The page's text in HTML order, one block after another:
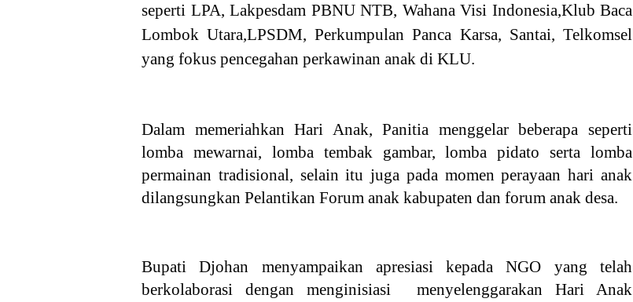
seperti LPA, Lakpesdam PBNU NTB, Wahana Visi Indonesia,Klub Baca
Lombok Utara,LPSDM, Perkumpulan Panca Karsa, Santai, Telkomsel
yang fokus pencegahan perkawinan anak di KLU.
Dalam memeriahkan Hari Anak, Panitia menggelar beberapa seperti
lomba mewarnai, lomba tembak gambar, lomba pidato serta lomba
permainan tradisional, selain itu juga pada momen perayaan hari anak
dilangsungkan Pelantikan Forum anak kabupaten dan forum anak desa.
Bupati Djohan menyampaikan apresiasi kepada NGO yang telah
berkolaborasi dengan menginisiasi menyelenggarakan Hari Anak